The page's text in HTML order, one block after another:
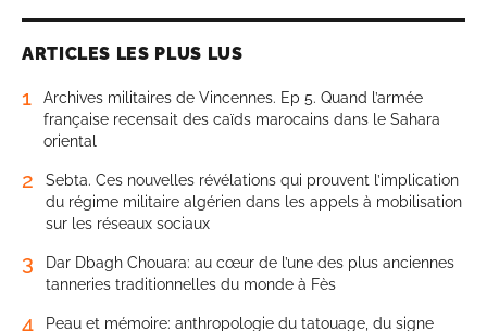
ARTICLES LES PLUS LUS
1
Archives militaires de Vincennes. Ep 5. Quand l’armée
française recensait des caïds marocains dans le Sahara
oriental
2
Sebta. Ces nouvelles révélations qui prouvent l’implication
du régime militaire algérien dans les appels à mobilisation
sur les réseaux sociaux
3
Dar Dbagh Chouara: au cœur de l’une des plus anciennes
tanneries traditionnelles du monde à Fès
4 Peau et mémoire: anthropologie du tatouage, du signe